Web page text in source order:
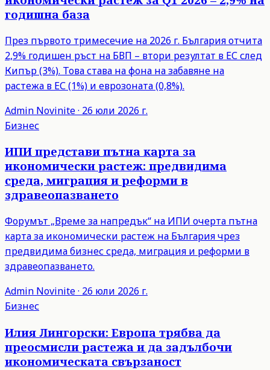
годишна база
През първото тримесечие на 2026 г. България отчита
2,9% годишен ръст на БВП – втори резултат в ЕС след
Кипър (3%). Това става на фона на забавяне на
растежа в ЕС (1%) и еврозоната (0,8%).
Admin Novinite· 26 юли 2026 г.
Бизнес
ИПИ представи пътна карта за
икономически растеж: предвидима
среда, миграция и реформи в
здравеопазването
Форумът „Време за напредък“ на ИПИ очерта пътна
карта за икономически растеж на България чрез
предвидима бизнес среда, миграция и реформи в
здравеопазването.
Admin Novinite· 26 юли 2026 г.
Бизнес
Илия Лингорски: Европа трябва да
преосмисли растежа и да задълбочи
икономическата свързаност